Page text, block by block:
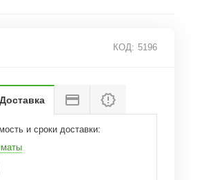
КОД: 5196
Доставка
и сроки доставки: